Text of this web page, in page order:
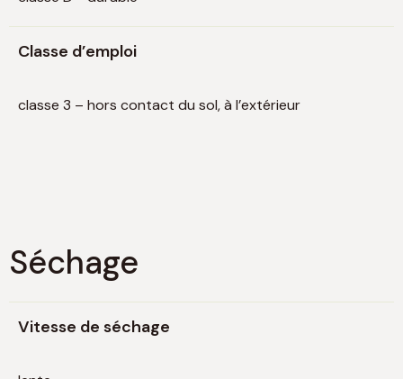
Classe d’emploi
classe 3 – hors contact du sol, à l’extérieur
Séchage
Vitesse de séchage